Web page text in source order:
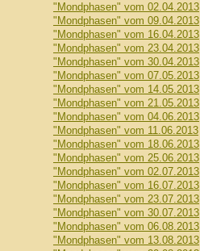
"Mondphasen" vom 02.04.2013
"Mondphasen" vom 09.04.2013
"Mondphasen" vom 16.04.2013
"Mondphasen" vom 23.04.2013
"Mondphasen" vom 30.04.2013
"Mondphasen" vom 07.05.2013
"Mondphasen" vom 14.05.2013
"Mondphasen" vom 21.05.2013
"Mondphasen" vom 04.06.2013
"Mondphasen" vom 11.06.2013
"Mondphasen" vom 18.06.2013
"Mondphasen" vom 25.06.2013
"Mondphasen" vom 02.07.2013
"Mondphasen" vom 16.07.2013
"Mondphasen" vom 23.07.2013
"Mondphasen" vom 30.07.2013
"Mondphasen" vom 06.08.2013
"Mondphasen" vom 13.08.2013